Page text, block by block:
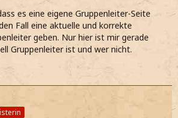
es eine eigene Gruppenleiter-Seite
Fall eine aktuelle und korrekte
geben. Nur hier ist mir gerade
Gruppenleiter ist und wer nicht.